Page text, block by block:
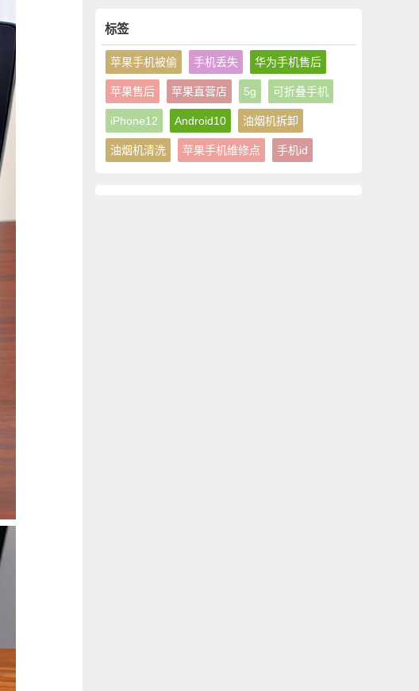
标签
苹果手机被偷 手机丢失 华为手机售后
苹果售后 苹果直营店 5g 可折叠手机
iPhone12 Android10 油烟机拆卸
油烟机清洗 苹果手机维修点 手机id